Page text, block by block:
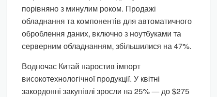
порівняно з минулим роком. Продажі
обладнання та компонентів для автоматичного
оброблення даних, включно з ноутбуками та
серверним обладнанням, збільшилися на 47%.
Водночас Китай наростив імпорт
високотехнологічної продукції. У квітні
закордонні закупівлі зросли на 25% — до $275